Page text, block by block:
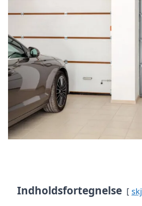
Indholdsfortegnelse